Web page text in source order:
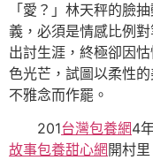
「愛？」林天秤的臉
義，必須是情感比例對
出討生涯，終極卻因
色光芒，試圖以柔性
不雅念而作罷。
201台灣包養網4
故事包養甜心網 開村